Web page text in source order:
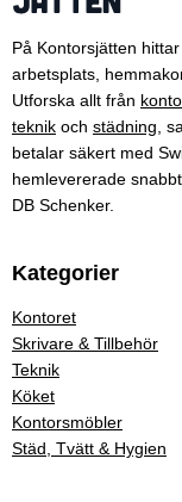
På Kontorsjätten
arbetsplats,
Utforska allt från
teknik och städning ,
betalar säkert med
hemlevererade
DB Schenker.
Kategorier
Kontoret
Skrivare & Tillbehör
Teknik
Köket
Kontorsmöbler
Städ, Tvätt & Hygien